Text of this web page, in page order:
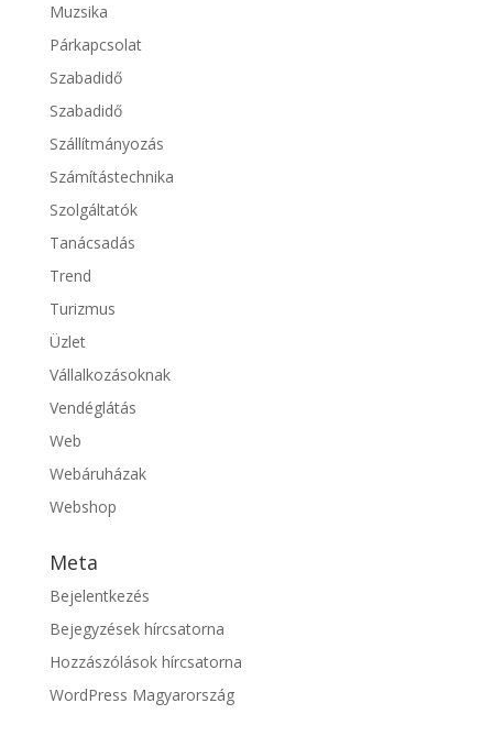
Muzsika
Párkapcsolat
Szabadidő
Szabadidő
Szállítmányozás
Számítástechnika
Szolgáltatók
Tanácsadás
Trend
Turizmus
Üzlet
Vállalkozásoknak
Vendéglátás
Web
Webáruházak
Webshop
Meta
Bejelentkezés
Bejegyzések hírcsatorna
Hozzászólások hírcsatorna
WordPress Magyarország